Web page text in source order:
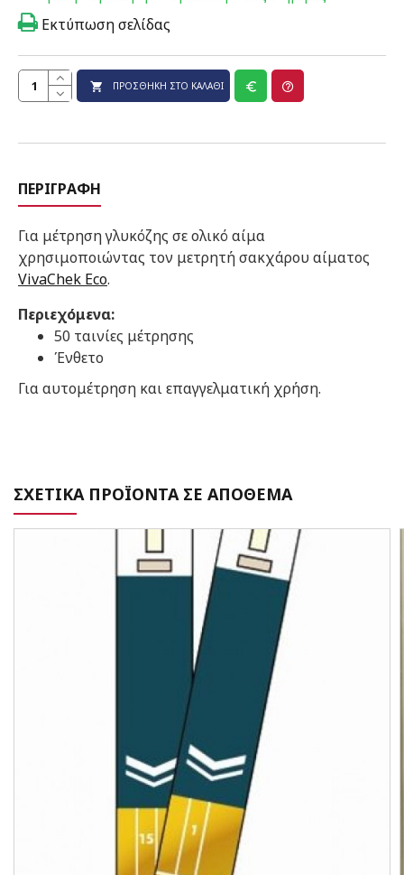
ΠΡΟΣΘΉΚΗ ΣΤΟ ΚΑΛΆΘΙ
Εκτύπωση σελίδας
ΠΕΡΙΓΡΑΦΉ
Για μέτρηση γλυκόζης σε ολικό αίμα
χρησιμοποιώντας τον μετρητή σακχάρου αίματος
VivaChek Eco.
Περιεχόμενα:
50 ταινίες μέτρησης
Ένθετο
Για αυτομέτρηση και επαγγελματική χρήση.
ΣΧΕΤΙΚΑ ΠΡΟΪΟΝΤΑ ΣΕ ΑΠΟΘΕΜΑ